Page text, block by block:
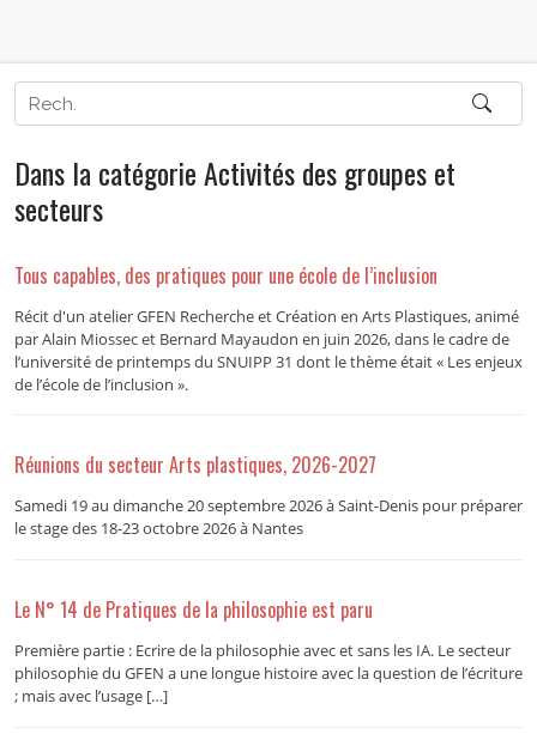
Dans la catégorie Activités des groupes et
secteurs
Tous capables, des pratiques pour une école de l’inclusion
Récit d'un atelier GFEN Recherche et Création en Arts Plastiques, animé
par Alain Miossec et Bernard Mayaudon en juin 2026, dans le cadre de
l’université de printemps du SNUIPP 31 dont le thème était « Les enjeux
de l’école de l’inclusion ».
Réunions du secteur Arts plastiques, 2026-2027
Samedi 19 au dimanche 20 septembre 2026 à Saint-Denis pour préparer
le stage des 18-23 octobre 2026 à Nantes
Le N° 14 de Pratiques de la philosophie est paru
Première partie : Ecrire de la philosophie avec et sans les IA. Le secteur
philosophie du GFEN a une longue histoire avec la question de l’écriture
; mais avec l’usage […]